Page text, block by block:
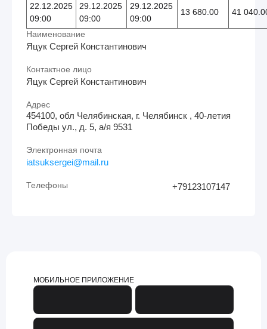
22.12.2025
09:00
29.12.2025
09:00
29.12.2025
09:00
13 680.00 41
Наименование
Яцук Сергей Константинович
Контактное лицо
Яцук Сергей Константинович
Адрес
454100, обл Челябинская, г. Челябинск , 40-летия
Победы ул., д. 5, а/я 9531
Электронная почта
iatsuksergei@mail.ru
Телефоны +79123107147
МОБИЛЬНОЕ ПРИЛОЖЕНИЕ